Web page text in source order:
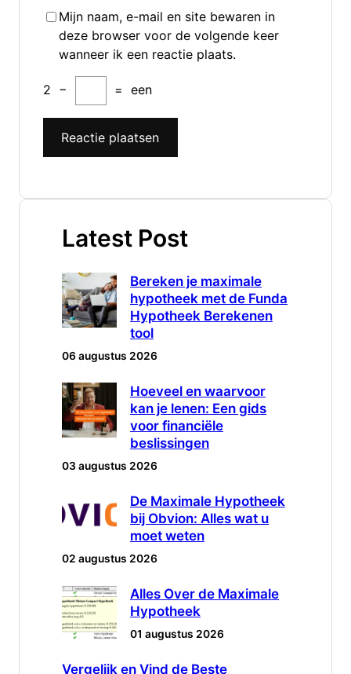
Mijn naam, e-mail en site bewaren in
deze browser voor de volgende keer
wanneer ik een reactie plaats.
2 − = een
Latest Post
Bereken je maximale
hypotheek met de Funda
Hypotheek Berekenen
tool
06 augustus 2026
Hoeveel en waarvoor
kan je lenen: Een gids
voor financiële
beslissingen
03 augustus 2026
De Maximale Hypotheek
bij Obvion: Alles wat u
moet weten
02 augustus 2026
Alles Over de Maximale
Hypotheek
01 augustus 2026
Vergelijk en Vind de Beste